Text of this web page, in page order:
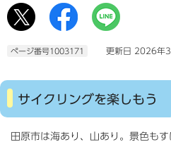
ページ番号1003171 更新日 2026年3
サイクリングを楽しもう
田原市は海あり、山あり。景色も